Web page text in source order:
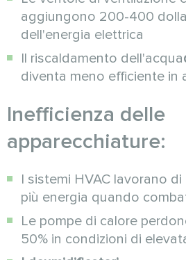
aggiungono 200-400
dell'energia elettrica
Il riscaldamento dell'acqua
diventa meno efficiente in
Inefficienza delle
apparecchiature:
I sistemi HVAC lavorano
più energia quando
Le pompe di calore
50% in condizioni di